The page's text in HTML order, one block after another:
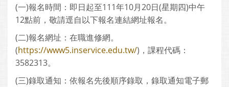
(一)報名時間：即日起至111年10月20日(星期四)中午
12點前，敬請逕自以下報名連結網址報名。
(二)報名網址：在職進修網。
(https://www5.inservice.edu.tw/)，課程代碼：
3582313。
(三)錄取通知：依報名先後順序錄取，錄取通知電子郵